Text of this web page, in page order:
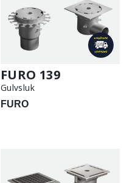
FURO 139
Gulvsluk
FURO